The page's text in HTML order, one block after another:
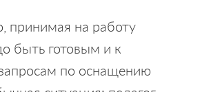
принимая на работу
быть готовым и к
по оснащению